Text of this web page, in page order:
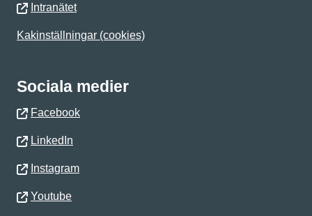
Intranätet
Kakinställningar (cookies)
Sociala medier
Facebook
LinkedIn
Instagram
Youtube